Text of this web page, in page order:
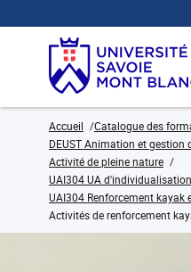
Accueil Catalogue des
DEUST Animation et
Activité de pleine nature
UAI304 UA
UAI304 Renforcement
Activités de renforcement